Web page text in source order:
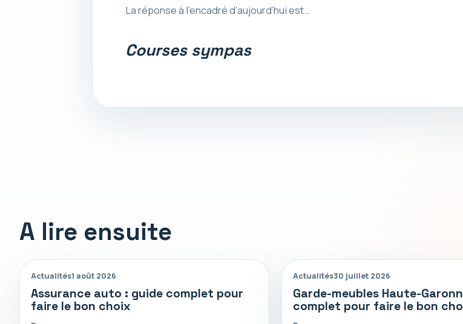
La réponse à l’encadré d’aujourd’hui est…
Courses sympas
A lire ensuite
Actualités1 août 2026
Assurance auto : guide complet pour
faire le bon choix
Actualités30 juillet 2026
Garde-meubles Haute-
complet pour faire le bon